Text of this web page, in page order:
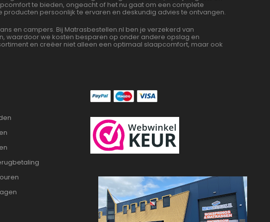
te bieden, ongeacht of het nu gaat om een complete
persoonlijk te ervaren en deskundig advies te ontvangen.
en campers. Bij Matrasbestellen.nl ben je verzekerd van
waardoor we kosten besparen op onder andere opslag en
en creëer niet alleen een optimaal slaapcomfort, maar ook